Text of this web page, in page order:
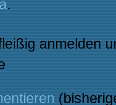
.
anmelden